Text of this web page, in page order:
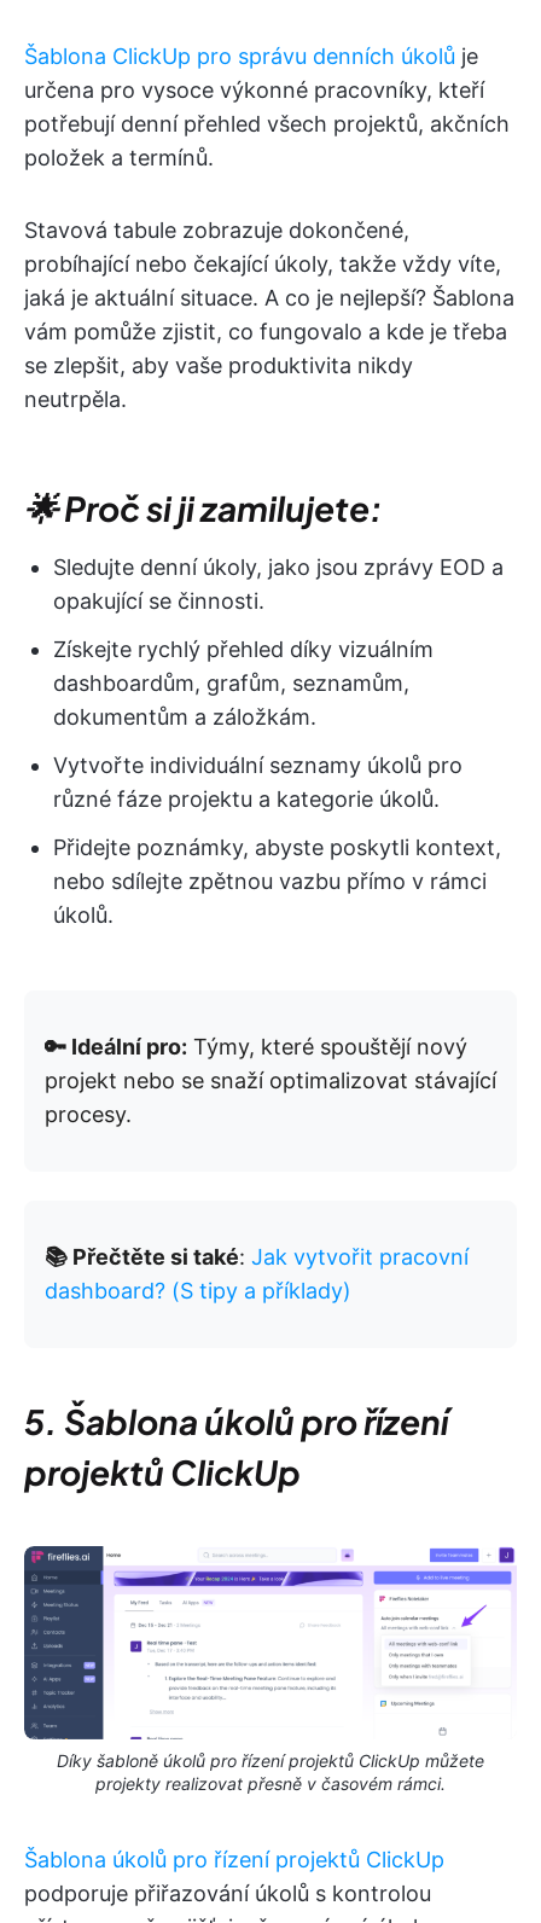
Šablona ClickUp pro správu denních úkolů je
určena pro vysoce výkonné pracovníky, kteří
potřebují denní přehled všech projektů, akčních
položek a termínů.
Stavová tabule zobrazuje dokončené,
probíhající nebo čekající úkoly, takže vždy víte,
jaká je aktuální situace. A co je nejlepší? Šablona
vám pomůže zjistit, co fungovalo a kde je třeba
se zlepšit, aby vaše produktivita nikdy
neutrpěla.
🌟 Proč si ji zamilujete:
Sledujte denní úkoly, jako jsou zprávy EOD a
opakující se činnosti.
Získejte rychlý přehled díky vizuálním
dashboardům, grafům, seznamům,
dokumentům a záložkám.
Vytvořte individuální seznamy úkolů pro
různé fáze projektu a kategorie úkolů.
Přidejte poznámky, abyste poskytli kontext,
nebo sdílejte zpětnou vazbu přímo v rámci
úkolů.
🔑 Ideální pro: Týmy, které spouštějí nový
projekt nebo se snaží optimalizovat stávající
procesy.
📚 Přečtěte si také: Jak vytvořit pracovní
dashboard? (S tipy a příklady)
5. Šablona úkolů pro řízení
projektů ClickUp
Díky šabloně úkolů pro řízení projektů ClickUp můžete
projekty realizovat přesně v časovém rámci.
Šablona úkolů pro řízení projektů ClickUp
podporuje přiřazování úkolů s kontrolou